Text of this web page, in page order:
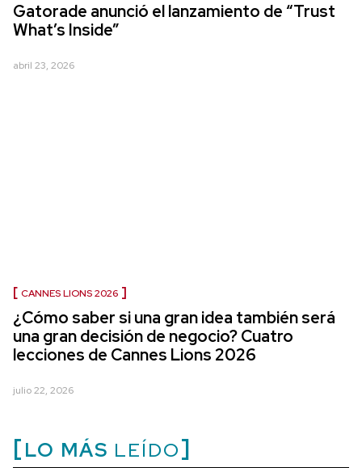
Gatorade anunció el lanzamiento de “Trust
What’s Inside”
abril 23, 2026
CANNES LIONS 2026
¿Cómo saber si una gran idea también será
una gran decisión de negocio? Cuatro
lecciones de Cannes Lions 2026
julio 22, 2026
LO MÁS LEÍDO